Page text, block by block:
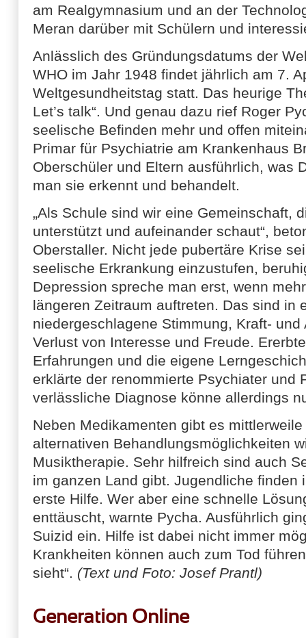
am Realgymnasium und an der
Meran darüber mit Schülern und
Anlässlich des Gründungsdatums der
WHO im Jahr 1948 findet jährlich am 7.
Weltgesundheitstag statt. Das heurige
Let’s talk“. Und genau dazu rief Roger
seelische Befinden mehr und offen
Primar für Psychiatrie am Krankenhaus
Oberschüler und Eltern ausführlich, was
man sie erkennt und behandelt.
„Als Schule sind wir eine Gemeinschaft,
unterstützt und aufeinander schaut“,
Oberstaller. Nicht jede pubertäre Krise
seelische Erkrankung einzustufen,
Depression spreche man erst, wenn
längeren Zeitraum auftreten. Das sind in
niedergeschlagene Stimmung, Kraft-
Verlust von Interesse und Freude.
Erfahrungen und die eigene
erklärte der renommierte Psychiater und
verlässliche Diagnose könne allerdings
Neben Medikamenten gibt es
alternativen Behandlungsmöglichkeiten
Musiktherapie. Sehr hilfreich sind auch
im ganzen Land gibt. Jugendliche finden
erste Hilfe. Wer aber eine schnelle
enttäuscht, warnte Pycha. Ausführlich
Suizid ein. Hilfe ist dabei nicht immer
Krankheiten können auch zum Tod
sieht“. (Text und Foto: Josef Prantl)
Generation Online